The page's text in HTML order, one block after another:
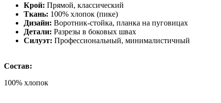
Крой: Прямой, классический
Ткань: 100% хлопок (пике)
Дизайн: Воротник-стойка, планка на пуговицах
Детали: Разрезы в боковых швах
Силуэт: Профессиональный, минималистичный
Состав:
100% хлопок